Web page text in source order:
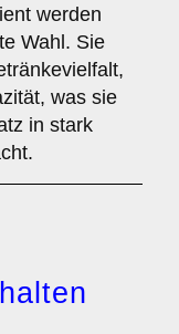
werden
Wahl. Sie
was sie
in stark